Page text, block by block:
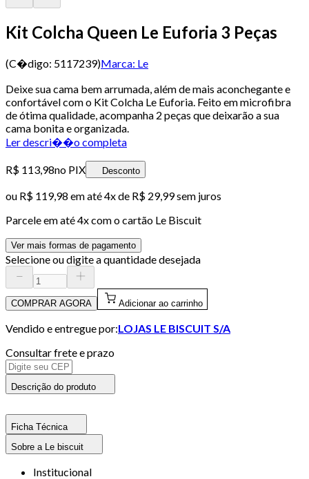
Kit Colcha Queen Le Euforia 3 Peças
(C�digo: 5117239)Marca: Le
Deixe sua cama bem arrumada, além de mais aconchegante e
confortável com o Kit Colcha Le Euforia. Feito em microfibra
de ótima qualidade, acompanha 2 peças que deixarão a sua
cama bonita e organizada.
Ler descri��o completa
R$ 113,98no PIX Desconto
ou R$ 119,98 em até4x de R$ 29,99 sem juros
Parcele em até4x com o cartão Le Biscuit
Ver mais formas de pagamento
Selecione ou digite a quantidade desejada
COMPRAR AGORA Adicionar ao carrinho
Vendido e entregue por:LOJAS LE BISCUIT S/A
Consultar frete e prazo
Descrição do produto
Ficha Técnica
Sobre a Le biscuit
Institucional